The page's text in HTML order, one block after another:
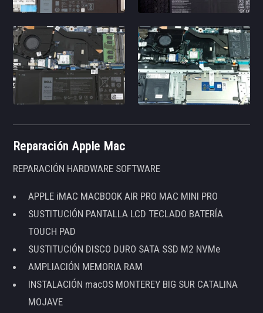
Reparación Apple Mac
REPARACIÓN HARDWARE SOFTWARE
APPLE iMAC MACBOOK AIR PRO MAC MINI PRO
SUSTITUCIÓN PANTALLA LCD TECLADO BATERÍA
TOUCH PAD
SUSTITUCIÓN DISCO DURO SATA SSD M2 NVMe
AMPLIACIÓN MEMORIA RAM
INSTALACIÓN macOS MONTEREY BIG SUR CATALINA
MOJAVE